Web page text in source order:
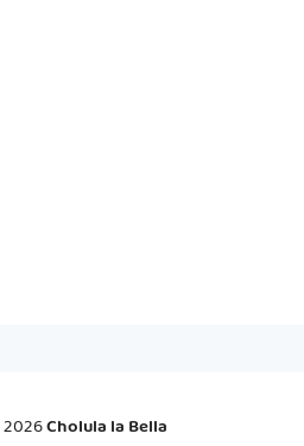
2026Cholula la Bella